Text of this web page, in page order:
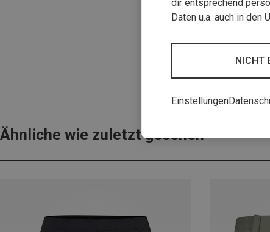
Ähnliche wie zuletzt gesehen
dir entsprechend
Daten u.a. auch in den
NICHT
Einstellungen